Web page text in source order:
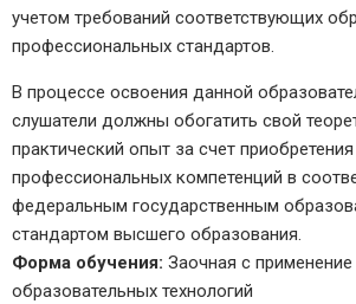
учетом требований соответствующих
профессиональных стандартов.
В процессе освоения данной
слушатели должны обогатить свой
практический опыт за счет
профессиональных компетенций в
федеральным государственным
стандартом высшего образования.
Форма обучения: Заочная с
образовательных технологий